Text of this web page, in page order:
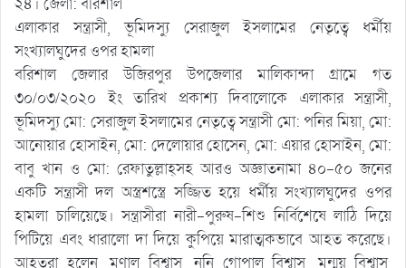
২৪। জেলা: বরিশাল
এলাকার সন্ত্রাসী, ভূমিদস্যু সেরাজুল ইসলামের নেতৃত্বে ধর্মীয়
সংখ্যালঘুদের ওপর হামলা
বরিশাল জেলার উজিরপুর উপজেলার মালিকান্দা গ্রামে গত
৩০/০৩/২০২০ ইং তারিখ প্রকাশ্য দিবালোকে এলাকার সন্ত্রাসী,
ভূমিদস্যু মো: সেরাজুল ইসলামের নেতৃত্বে সন্ত্রাসী মো: পনির মিয়া, মো:
আনোয়ার হোসাইন, মো: দেলোয়ার হোসেন, মো: এয়ার হোসাইন, মো:
বাবু খান ও মো: রেফাতুল্লাহ্সহ আরও অজ্ঞাতনামা ৪০-৫০ জনের
একটি সন্ত্রাসী দল অস্ত্রশস্ত্রে সজ্জিত হয়ে ধর্মীয় সংখ্যালঘুদের ওপর
হামলা চালিয়েছে। সন্ত্রাসীরা নারী-পুরুষ-শিশু নির্বিশেষে লাঠি দিয়ে
পিটিয়ে এবং ধারালো দা দিয়ে কুপিয়ে মারাত্মকভাবে আহত করেছে।
আহতরা হলেন, মৃণাল বিশ্বাস, ননি গোপাল বিশ্বাস, মৃন্ময় বিশ্বাস,